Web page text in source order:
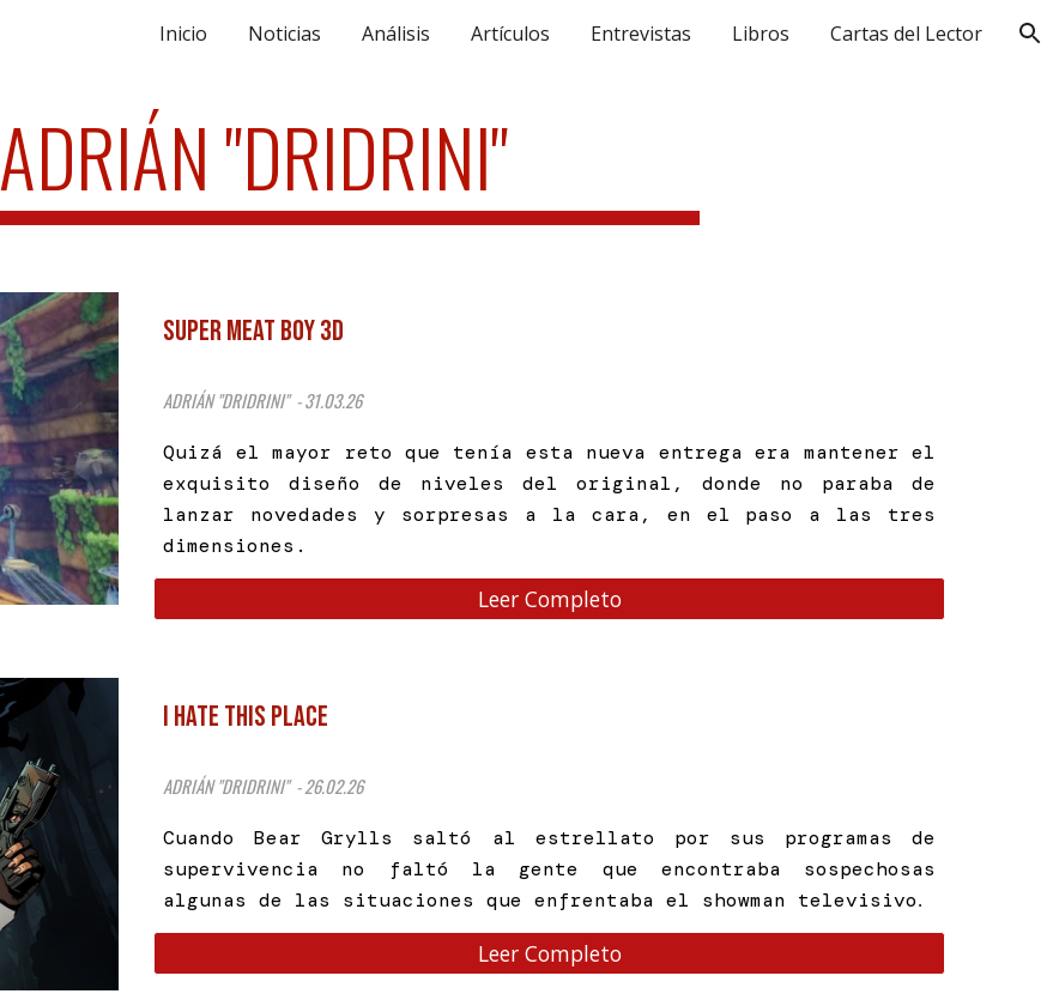
Skip to navigation
Inicio Noticias Análisis Artículos Entrevistas Libros Cartas del Lector
ADRIÁN "DRIDRINI"
Super Meat Boy 3D
ADRIÁN "DRIDRINI" - 31.03.26
Quizá el mayor reto que tenía esta nueva entrega era mantener el
exquisito diseño de niveles del original, donde no paraba de
lanzar novedades y sorpresas a la cara, en el paso a las tres
dimensiones.
Leer Completo
I HATE THIS PLACE
ADRIÁN "DRIDRINI" - 26.02.26
Cuando Bear Grylls saltó al estrellato por sus programas de
supervivencia no faltó la gente que encontraba sospechosas
algunas de las situaciones que enfrentaba el showman televisivo.
Leer Completo